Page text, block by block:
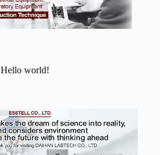
Hello world!